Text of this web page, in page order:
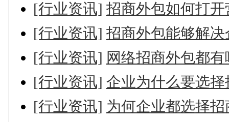
[行业资讯] 招商外包如何打
[行业资讯] 招商外包能够解
[行业资讯] 网络招商外包都
[行业资讯] 企业为什么要选
[行业资讯] 为何企业都选择